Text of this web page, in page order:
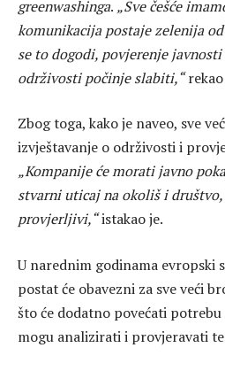
greenwashinga. „Sve češće
komunikacija postaje zelenija
se to dogodi, povjerenje
održivosti počinje slabiti,“rekao
Zbog toga, kako je naveo, sve
izvještavanje o održivosti i
„Kompanije će morati javno
stvarni uticaj na okoliš i
provjerljivi,“istakao je.
U narednim godinama evropski
postat će obavezni za sve veći
što će dodatno povećati
mogu analizirati i provjeravati